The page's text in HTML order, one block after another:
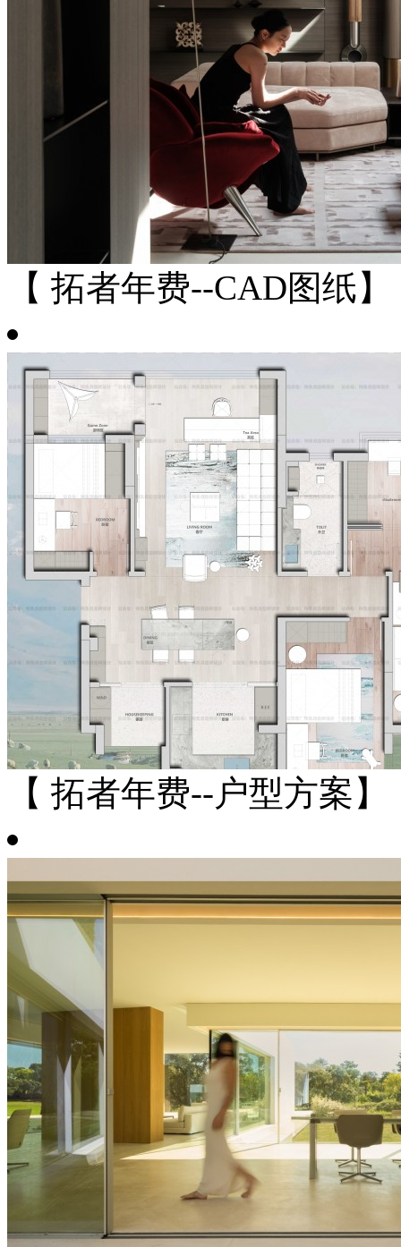
【 拓者年费--CAD图纸】
【 拓者年费--户型方案】